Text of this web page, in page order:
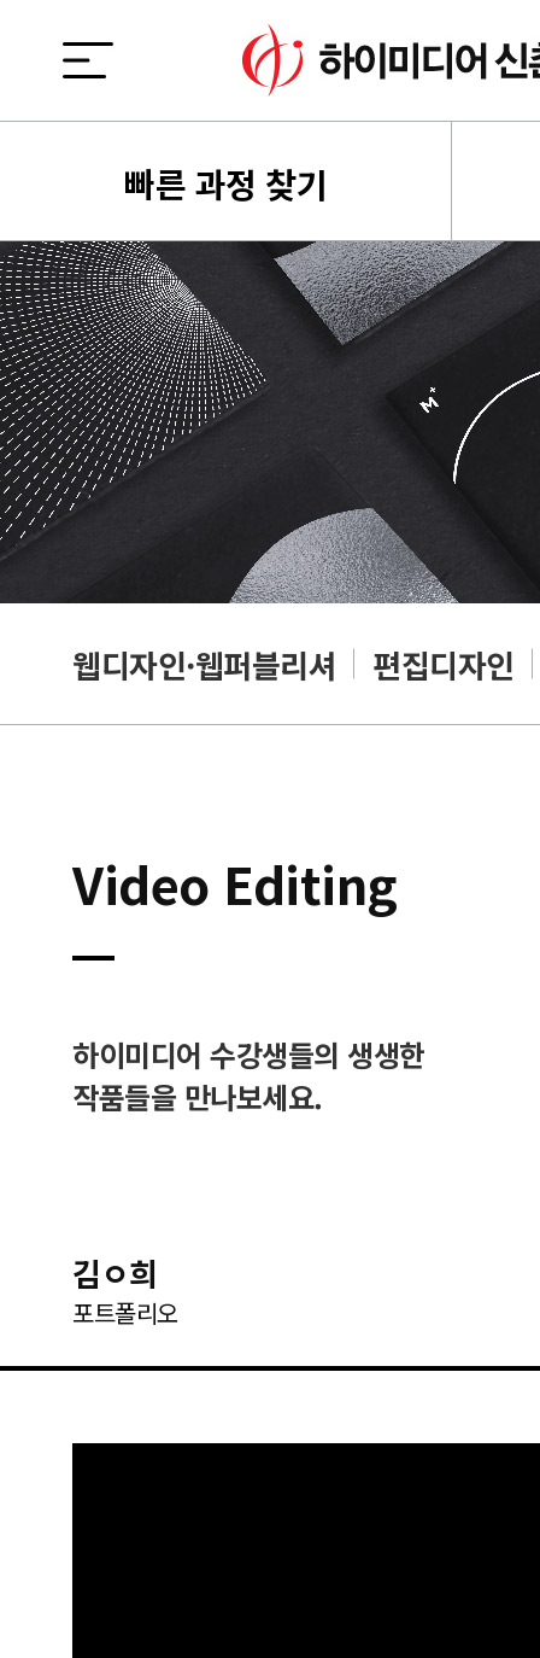
빠른 과정 찾기
웹디자인·웹퍼블리셔 편집디자인
Video Editing
하이미디어 수강생들의 생생한
작품들을 만나보세요.
김ㅇ희
포트폴리오